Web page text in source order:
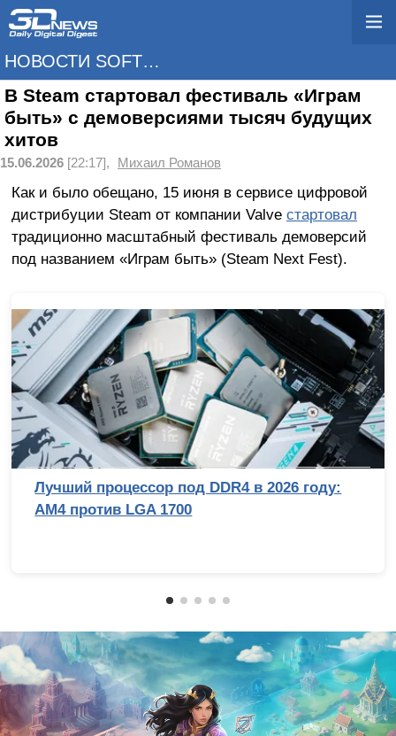
НОВОСТИ SOFTWARE
В Steam стартовал фестиваль «Играм
быть» с демоверсиями тысяч будущих
хитов
15.06.2026 [22:17], Михаил Романов
Как и было обещано, 15 июня в сервисе цифровой
дистрибуции Steam от компании Valve стартовал
традиционно масштабный фестиваль демоверсий
под названием «Играм быть» (Steam Next Fest).
Лучший процессор под DDR4 в 2026 году:
AM4 против LGA 1700